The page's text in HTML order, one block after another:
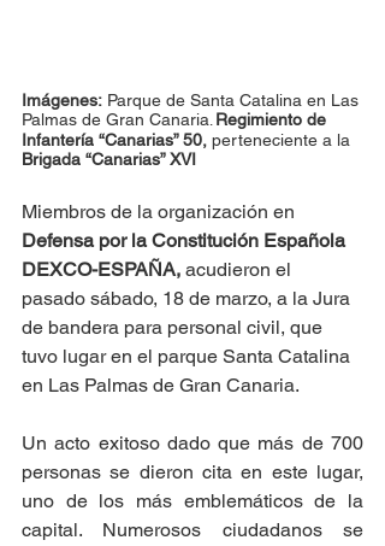
Imágenes: Parque de Santa Catalina en Las
Palmas de Gran Canaria. Regimiento de
Infantería “Canarias” 50, perteneciente a la
Brigada “Canarias” XVI
Miembros de la organización en
Defensa por la Constitución Española
DEXCO-ESPAÑA, acudieron el
pasado sábado, 18 de marzo, a la Jura
de bandera para personal civil, que
tuvo lugar en el parque Santa Catalina
en Las Palmas de Gran Canaria.
Un acto exitoso dado que más de 700
personas se dieron cita en este lugar,
uno de los más emblemáticos de la
capital. Numerosos ciudadanos se